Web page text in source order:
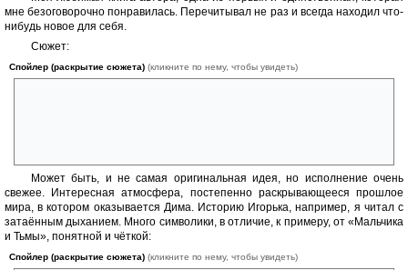
мне безоговорочно понравилась. Перечитывал не раз и всегда находил что-
нибудь новое для себя.
Сюжет:
Спойлер (раскрытие сюжета) (кликните по нему, чтобы увидеть)
Может быть, и не самая оригинальная идея, но исполнение очень
свежее. Интересная атмосфера, постепенно раскрывающееся прошлое
мира, в котором оказывается Дима. Историю Игорька, например, я читал с
затаённым дыханием. Много символики, в отличие, к примеру, от «Мальчика
и Тьмы», понятной и чёткой:
Спойлер (раскрытие сюжета) (кликните по нему, чтобы увидеть)